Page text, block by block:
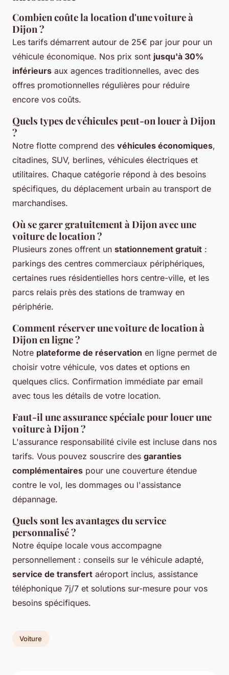
Combien coûte la location d'une voiture à
Dijon ?
Les tarifs démarrent autour de 25€ par jour pour un
véhicule économique. Nos prix sont jusqu'à 30%
inférieurs aux agences traditionnelles, avec des
offres promotionnelles régulières pour réduire
encore vos coûts.
Quels types de véhicules peut-on louer à Dijon
?
Notre flotte comprend des véhicules économiques,
citadines, SUV, berlines, véhicules électriques et
utilitaires. Chaque catégorie répond à des besoins
spécifiques, du déplacement urbain au transport de
marchandises.
Où se garer gratuitement à Dijon avec une
voiture de location ?
Plusieurs zones offrent un stationnement gratuit :
parkings des centres commerciaux périphériques,
certaines rues résidentielles hors centre-ville, et les
parcs relais près des stations de tramway en
périphérie.
Comment réserver une voiture de location à
Dijon en ligne ?
Notre plateforme de réservation en ligne permet de
choisir votre véhicule, vos dates et options en
quelques clics. Confirmation immédiate par email
avec tous les détails de votre location.
Faut-il une assurance spéciale pour louer une
voiture à Dijon ?
L'assurance responsabilité civile est incluse dans nos
tarifs. Vous pouvez souscrire des garanties
complémentaires pour une couverture étendue
contre le vol, les dommages ou l'assistance
dépannage.
Quels sont les avantages du service
personnalisé ?
Notre équipe locale vous accompagne
personnellement : conseils sur le véhicule adapté,
service de transfert aéroport inclus, assistance
téléphonique 7j/7 et solutions sur-mesure pour vos
besoins spécifiques.
Voiture